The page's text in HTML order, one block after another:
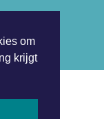
om
krijgt
rechten